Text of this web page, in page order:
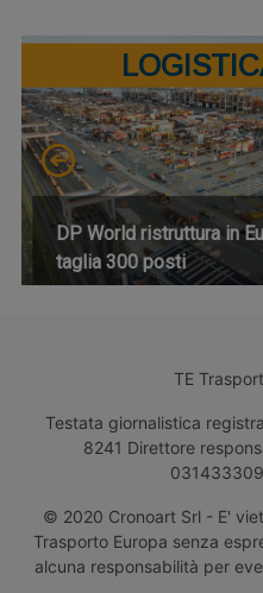
DP World ristruttura in
taglia 300 posti
TE
Testata giornalistica
8241 Direttore
© 2020 Cronoart Srl - E'
Trasporto Europa senza
alcuna responsabilità per